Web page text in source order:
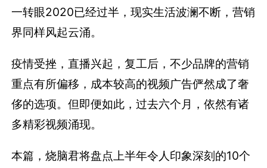
一转眼2020已经过半，现实生活波澜不断，营销
界同样风起云涌。
疫情受挫，直播兴起，复工后，不少品牌的营销
重点有所偏移，成本较高的视频广告俨然成了奢
侈的选项。但即便如此，过去六个月，依然有诸
多精彩视频涌现。
本篇，烧脑君将盘点上半年令人印象深刻的10个